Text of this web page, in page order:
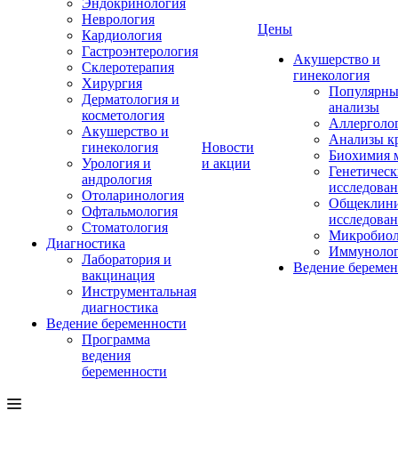
Эндокринология
Неврология
Кардиология
Гастроэнтерология
Склеротерапия
Хирургия
Дерматология и
косметология
Акушерство и
гинекология
Урология и
андрология
Отоларинология
Офтальмология
Стоматология
Диагностика
Лаборатория и
вакцинация
Инструментальная
диагностика
Ведение беременности
Программа
ведения
беременности
Новости
и акции
Цены
Акушерство и
гинекология
анализы
Анализы
Биохимия
Ведение